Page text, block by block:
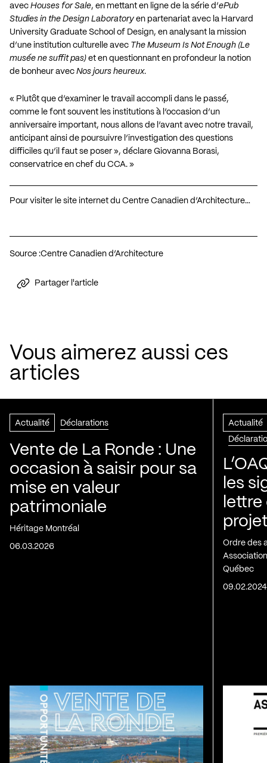
avec Houses for Sale, en mettant en ligne de la série d’ePub
Studies in the Design Laboratory en partenariat avec la Harvard
University Graduate School of Design, en analysant la mission
d’une institution culturelle avec The Museum Is Not Enough (Le
musée ne suffit pas) et en questionnant en profondeur la notion
de bonheur avec Nos jours heureux.
« Plutôt que d’examiner le travail accompli dans le passé,
comme le font souvent les institutions à l’occasion d’un
anniversaire important, nous allons de l’avant avec notre travail,
anticipant ainsi de poursuivre l’investigation des questions
difficiles qu’il faut se poser », déclare Giovanna Borasi,
conservatrice en chef du CCA. »
Pour visiter le site internet du Centre Canadien d’Architecture…
Source :Centre Canadien d’Architecture
Partager l'article
Vous aimerez aussi ces
articles
Actualité Déclarations
Vente de La Ronde : Une
occasion à saisir pour sa
mise en valeur
patrimoniale
Héritage Montréal
06.03.2026
Actualité
les
Ordre des
Québec
09.02.2024